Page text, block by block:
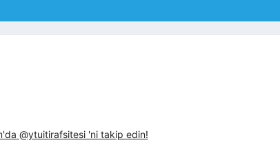
@ytuitirafsitesi 'ni takip edin!